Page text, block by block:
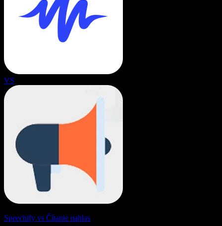
VS
Speechify vs Čítanie nahlas